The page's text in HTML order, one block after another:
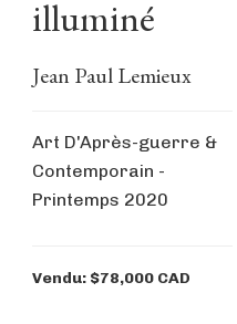
illuminé
Jean Paul Lemieux
Art D'Après-guerre &
Contemporain -
Printemps 2020
Vendu: $78,000 CAD